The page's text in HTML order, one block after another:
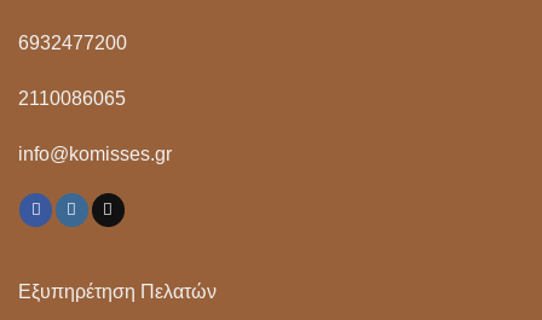
Εξυπηρέτηση Πελατών
6932477200
2110086065
info@komisses.gr